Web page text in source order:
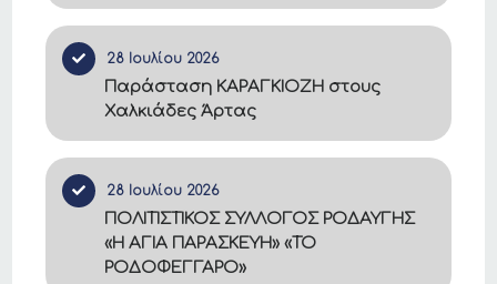
28 Ιουλίου 2026
Παράσταση ΚΑΡΑΓΚΙΟΖΗ στους
Χαλκιάδες Άρτας
28 Ιουλίου 2026
ΠΟΛΙΤΙΣΤΙΚΟΣ ΣΥΛΛΟΓΟΣ ΡΟΔΑΥΓΗΣ
«Η ΑΓΙΑ ΠΑΡΑΣΚΕΥΗ» «ΤΟ
ΡΟΔΟΦΕΓΓΑΡΟ»